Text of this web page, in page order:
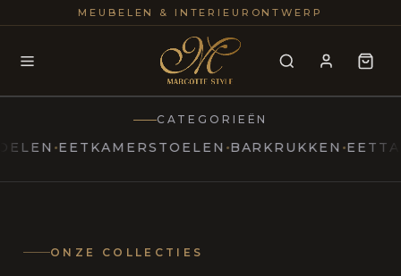
MEUBELEN & INTERIEURONTWERP
Modern
25+
CATEGORIEËN
EETKAMERSTOELEN BARKRUKKEN EETTAFELS
ONZE COLLECTIES